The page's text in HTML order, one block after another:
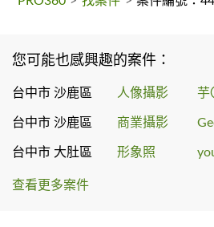
您可能也感興趣的案件：
台中市 沙鹿區 人像攝影 芋
台中市 沙鹿區 商業攝影
台中市 大肚區 形象照
查看更多案件